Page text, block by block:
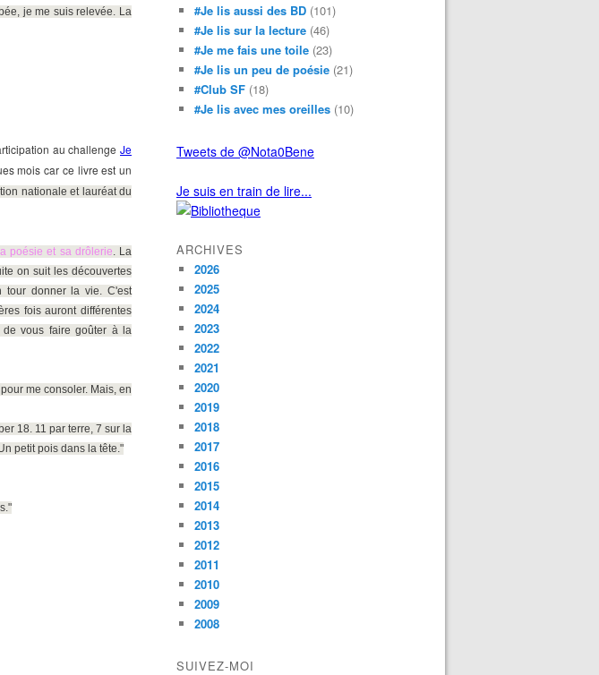
je me suis relevée. La
au challenge Je
mois car ce livreest un
nationale et lauréat du
poésie et sa drôlerie. La
on suit les découvertes
tour donner la vie. C'est
fois auront différentes
de vous faire goûter à la
me consoler. Mais, en
18. 11 par terre, 7 sur la
petit pois dans la tête."
#Je lis aussi des BD (101)
#Je lis sur la lecture (46)
#Je me fais une toile (23)
#Je lis un peu de poésie (21)
#Club SF (18)
#Je lis avec mes oreilles (10)
Tweets de @Nota0Bene
Je suis en train de lire...
ARCHIVES
2026
2025
2024
2023
2022
2021
2020
2019
2018
2017
2016
2015
2014
2013
2012
2011
2010
2009
2008
SUIVEZ-MOI